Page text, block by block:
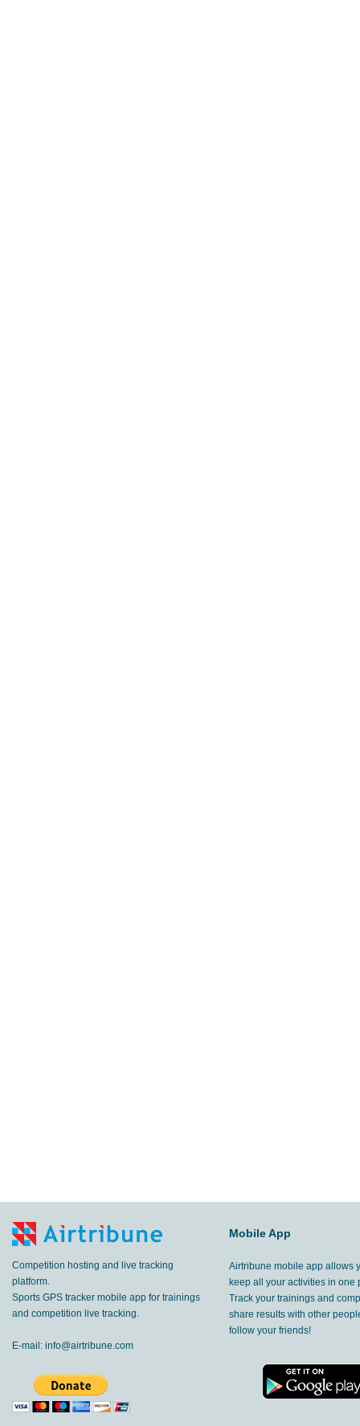
Competition hosting and live tracking
platform.
Sports GPS tracker mobile app for trainings
and competition live tracking.
E-mail: info@airtribune.com
Mobile App
Airtribune mobile app allows
keep all your activities in one
Track your trainings and
share results with other
follow your friends!